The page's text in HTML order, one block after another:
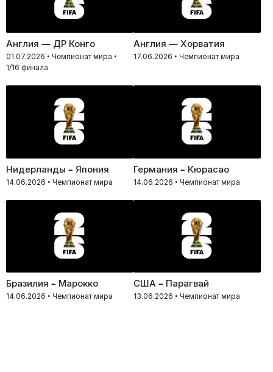
Англия — ДР Конго
01.07.2026 • Чемпионат мира •
1/16 финала
Англия — Хорватия
17.06.2026 • Чемпионат мира
Нидерланды – Япония
14.06.2026 • Чемпионат мира
Германия – Кюрасао
14.06.2026 • Чемпионат мира
Бразилия – Марокко
14.06.2026 • Чемпионат мира
США – Парагвай
13.06.2026 • Чемпионат мира